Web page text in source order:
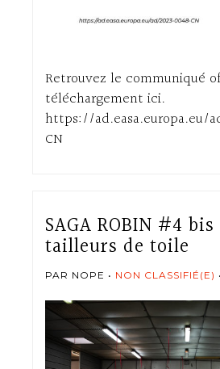
Retrouvez le communiqué
téléchargement ici.
https://ad.easa.europa.eu/
CN
SAGA ROBIN #4
tailleurs de toile
PAR NOPE NON CLASSIFIÉ(E)